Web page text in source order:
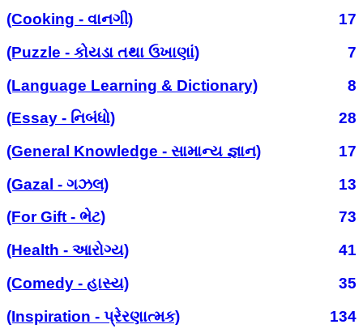
(Cooking - વાનગી)
17
(Puzzle - કોયડા તથા ઉખાણાં)
7
(Language Learning & Dictionary)
8
(Essay - નિબંધો)
28
(General Knowledge - સામાન્ય જ્ઞાન)
17
(Gazal - ગઝલ)
13
(For Gift - ભેટ)
73
(Health - આરોગ્ય)
41
(Comedy - હાસ્ય)
35
(Inspiration - પ્રેરણાત્મક)
134